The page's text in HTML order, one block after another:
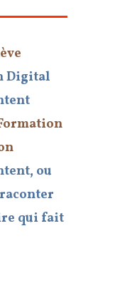
Digital
ou
qui fait